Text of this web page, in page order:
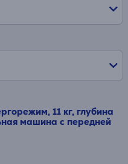
11 кг, глубина
машина с передней